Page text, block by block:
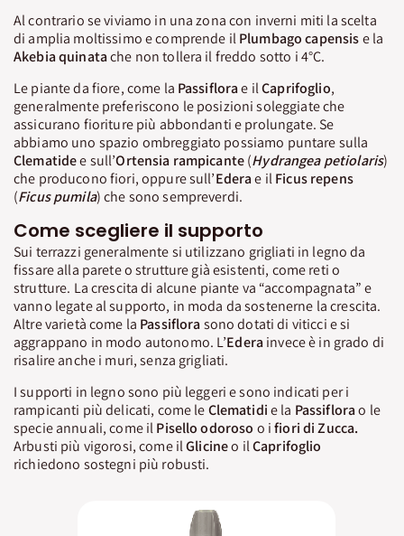
Al contrario se viviamo in una zona con inverni miti la scelta
di amplia moltissimo e comprende ilPlumbago capensise la
Akebiaquinatache non tollera il freddo sotto i 4°C.
Le piante da fiore, come la Passiflorae ilCaprifoglio,
generalmente preferiscono le posizioni soleggiate che
assicurano fioriture più abbondanti e prolungate. Se
abbiamo uno spazio ombreggiato possiamo puntare sulla
Clematidee sull’Ortensia rampicante(Hydrangea petiolaris)
che producono fiori, oppure sull’Ederae ilFicus repens
(Ficus pumila) che sono sempreverdi.
Come scegliere il supporto
Sui terrazzi generalmente si utilizzano grigliati in legno da
fissare alla parete o strutture già esistenti, come reti o
strutture. La crescita di alcune piante va “accompagnata” e
vanno legate al supporto, in moda da sostenerne la crescita.
Altre varietà come la Passiflora sono dotati di viticci e si
aggrappano in modo autonomo. L’Edera invece è in grado di
risalire anche i muri, senza grigliati.
I supporti in legno sono più leggeri e sono indicati per i
rampicanti più delicati, come leClematidie la Passiflorao le
specie annuali, come ilPisello odoroso o ifiori di Zucca.
Arbusti più vigorosi, come ilGlicineo ilCaprifoglio
richiedono sostegni più robusti.